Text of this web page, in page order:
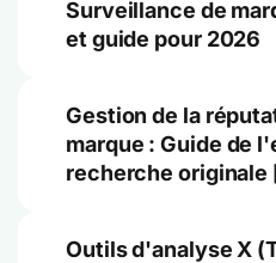
Surveillance de
et guide pour 2026
Gestion de la
marque : Guide de
recherche originale
Outils d'analyse X